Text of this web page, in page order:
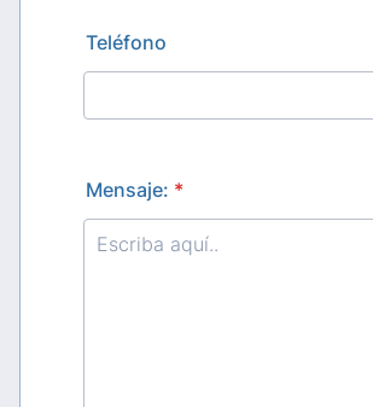
Teléfono
Mensaje: *